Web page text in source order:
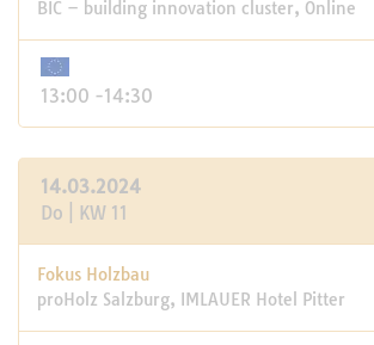
BIC – building innovation cluster, Online
13:00 -14:30
14.03.2024
Do | KW 11
Fokus Holzbau
proHolz Salzburg, IMLAUER Hotel Pitter